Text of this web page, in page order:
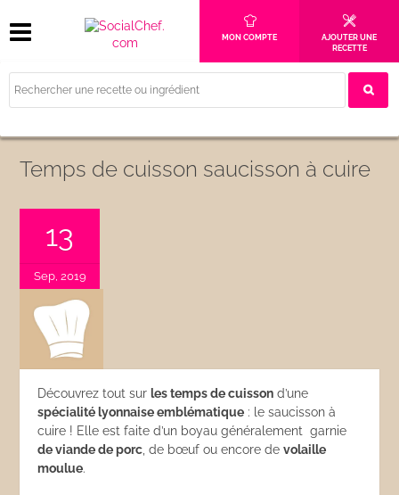
MON COMPTE
AJOUTER UNE
RECETTE
Temps de cuisson saucisson à cuire
13
Sep, 2019
Découvrez tout sur les temps de cuisson d’une
spécialité lyonnaise emblématique : le saucisson à
cuire ! Elle est faite d’un boyau généralement garnie
de viande de porc , de bœuf ou encore devolaille
moulue.